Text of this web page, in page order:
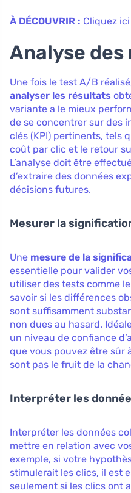
À DÉCOUVRIR : Cliquez
Analyse
Une fois le test A/B
analyser les résultats
variante a le mieux
de se concentrer sur des
clés (KPI) pertinents, tels
coût par clic et le retour
L’analyse doit être
d’extraire des données
décisions futures.
Mesurer la
Une mesure de la
essentielle pour valider
utiliser des tests comme
savoir si les différences
sont suffisamment
non dues au hasard.
un niveau de confiance
que vous pouvez être sûr
sont pas le fruit de la
Interpréter les
Interpréter les données
mettre en relation avec
exemple, si votre
stimulerait les clics, il est
seulement si les clics ont